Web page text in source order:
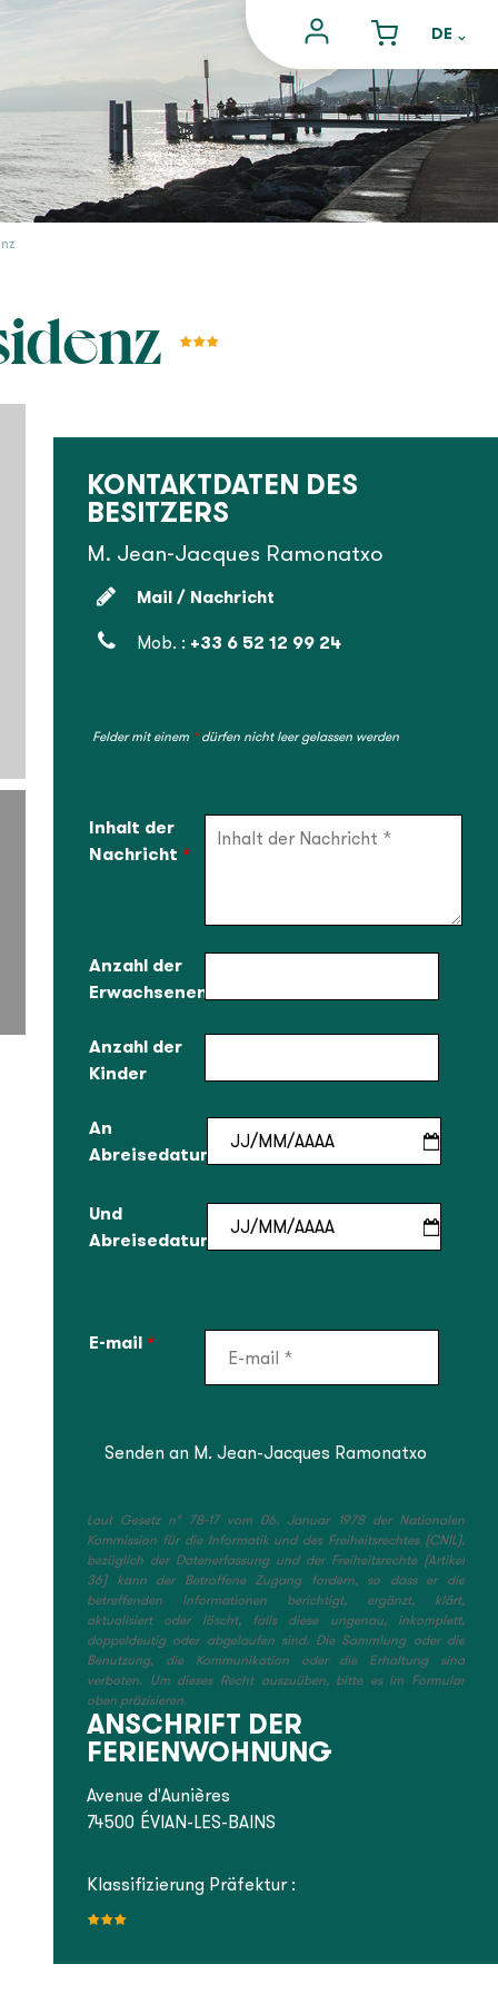
KONTAKTDATEN DES
BESITZERS
M. Jean-Jacques Ramonatxo
Mail / Nachricht
Mob. : +33 6 52 12 99 24
Felder mit einem *dürfen nicht leer gelassen werden
Inhalt der
Nachricht *
Anzahl der
Erwachsenen
Anzahl der
Kinder
An
Abreisedatum
Und
Abreisedatum
E-mail*
Laut Gesetz n° 78-17 vom 06. Januar 1978 der Nationalen
Kommission für die Informatik und des Freiheitsrechtes (CNIL),
bezüglich der Datenerfassung und der Freiheitsrechte (Artikel
36) kann der Betroffene Zugang fordern, so dass er die
betreffenden Informationen berichtigt, ergänzt, klärt,
aktualisiert oder löscht, falls diese ungenau, inkomplett,
doppeldeutig oder abgelaufen sind. Die Sammlung oder die
Benutzung, die Kommunikation oder die Erhaltung sind
verboten. Um dieses Recht auszuüben, bitte es im Formular
oben präzisieren.
ANSCHRIFT DER
FERIENWOHNUNG
Avenue d'Aunières
74500 ÉVIAN-LES-BAINS
Klassifizierung Präfektur :